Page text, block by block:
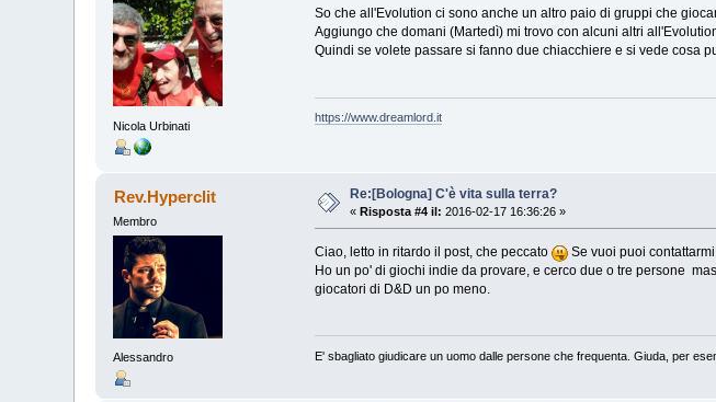
Nicola Urbinati
So che all'Evolution ci sono anche un altro paio di gruppi che
Aggiungo che domani (Martedì) mi trovo con alcuni altri
Quindi se volete passare si fanno due chiacchiere e si vede cosa
https://www.dreamlord.it
Rev.Hyperclit
Membro
Alessandro
Re:[Bologna] C'è vita sulla terra?
«Risposta #4 il: 2016-02-17 16:36:26 »
Ciao, letto in ritardo il post, che peccato
Se vuoi puoi
Ho un po' di giochi indie da provare, e cerco due o tre persone
giocatori di D&D un po meno.
E' sbagliato giudicare un uomo dalle persone che frequenta. Giuda, per